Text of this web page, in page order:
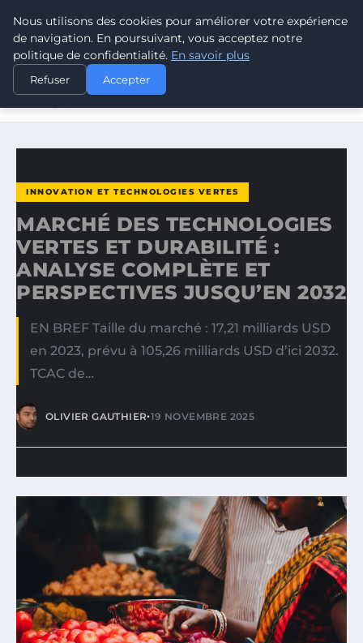
CLIMATE GUARDIAN
ACCUEIL
INNOVATION ET TECHNOLOGIES VERTES
MARCHÉ DES TECHNOLOGIES VERTES ET DURABILITÉ :
INNOVATION ET TECHNOLOGIES VERTES
MARCHÉ DES TECHNOLOGIES
VERTES ET DURABILITÉ :
ANALYSE COMPLÈTE ET
PERSPECTIVES JUSQU’EN 2032
EN BREF Taille du marché : 17,21 milliards USD
en 2023, prévu à 105,26 milliards USD d’ici 2032.
TCAC de…
OLIVIER GAUTHIER•19 NOVEMBRE 2025
Nous utilisons des cookies pour améliorer votre expérience
de navigation. En poursuivant, vous acceptez notre
politique de confidentialité. En savoir plus
Refuser Accepter